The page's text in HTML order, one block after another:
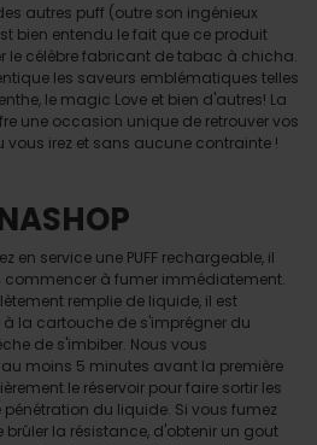
autres puff (outre son ingénieux
bien entendu le fait que ce produit
le célèbre fabricant de tabac à chicha.
les saveurs emblématiques telles
le magic Love et bien d'autres! La
une occasion unique de retrouver vos
vous irez et sans aucune contrainte !
en service une PUFF rechargeable, il
commencer à fumer immédiatement.
remplie de liquide, il est
à la cartouche de s'imprégner du
de s'imbiber. Nous vous
moins 5 minutes avant la première
le réservoir pour faire sortir les
du liquide. Si vous fumez
la résistance, d'obtenir un gout